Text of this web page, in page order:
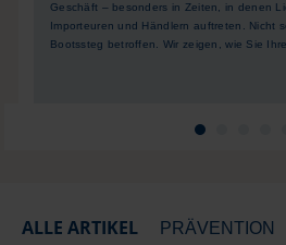
Geschäft – besonders in Zeiten, in denen
Importeuren und Händlern auftreten. Nicht
Bootssteg betroffen. Wir zeigen, wie Sie
ALLE ARTIKEL PRÄVENTION